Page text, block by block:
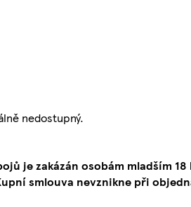
nedostupný.
je zakázán osobám mladším
smlouva nevznikne při